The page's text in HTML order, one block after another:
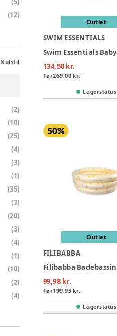
(12)
Nulstil
(2)
(10)
(25)
(4)
(3)
(1)
(35)
(3)
(20)
(3)
(4)
(1)
(10)
(2)
(4)
Outlet
SWIM ESSENTIALS
134,50 kr.
Før269,00 kr.
Lagerstatus
Outlet
FILIBABBA
99,98 kr.
Før199,95 kr.
Lagerstatus